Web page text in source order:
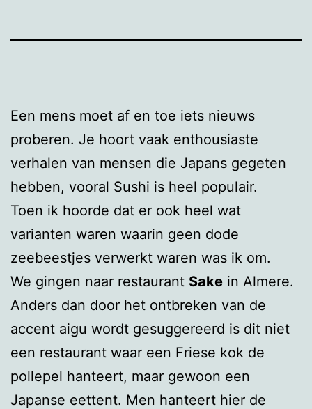
Een mens moet af en toe iets nieuws
proberen. Je hoort vaak enthousiaste
verhalen van mensen die Japans gegeten
hebben, vooral Sushi is heel populair.
Toen ik hoorde dat er ook heel wat
varianten waren waarin geen dode
zeebeestjes verwerkt waren was ik om.
We gingen naar restaurant Sake in Almere.
Anders dan door het ontbreken van de
accent aigu wordt gesuggereerd is dit niet
een restaurant waar een Friese kok de
pollepel hanteert, maar gewoon een
Japanse eettent. Men hanteert hier de